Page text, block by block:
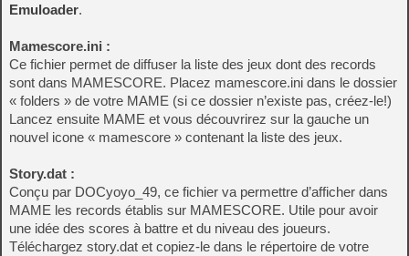
Emuloader.
Mamescore.ini :
Ce fichier permet de diffuser la liste des jeux dont des records
sont dans MAMESCORE. Placez mamescore.ini dans le dossier
« folders » de votre MAME (si ce dossier n’existe pas, créez-le!)
Lancez ensuite MAME et vous découvrirez sur la gauche un
nouvel icone « mamescore » contenant la liste des jeux.
Story.dat :
Conçu par DOCyoyo_49, ce fichier va permettre d’afficher dans
MAME les records établis sur MAMESCORE. Utile pour avoir
une idée des scores à battre et du niveau des joueurs.
Téléchargez story.dat et copiez-le dans le répertoire de votre